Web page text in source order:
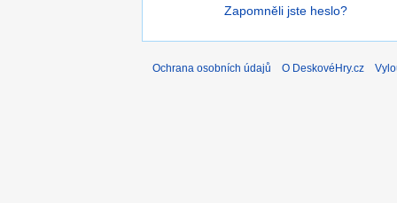
Zapomněli jste heslo?
Ochrana osobních údajů O DeskovéHry.cz